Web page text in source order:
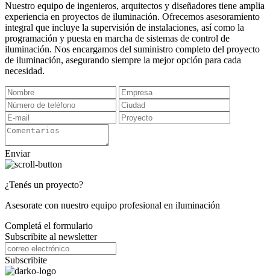
Nuestro equipo de ingenieros, arquitectos y diseñadores tiene amplia
experiencia en proyectos de iluminación. Ofrecemos asesoramiento
integral que incluye la supervisión de instalaciones, así como la
programación y puesta en marcha de sistemas de control de
iluminación. Nos encargamos del suministro completo del proyecto
de iluminación, asegurando siempre la mejor opción para cada
necesidad.
Enviar
¿Tenés un proyecto?
Asesorate con nuestro equipo profesional en iluminación
Completá el formulario
Subscribite al newsletter
Subscribite